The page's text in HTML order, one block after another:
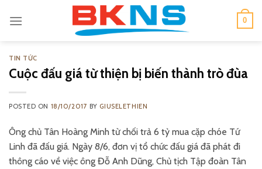
0
TIN TỨC
Cuộc đấu giá từ thiện bị biến thành trò đùa
POSTED ON 18/10/2017 BY GIUSELETHIEN
Ông chủ Tân Hoàng Minh từ chối trả 6 tỷ mua cặp chóe Tứ
Linh đã đấu giá. Ngày 8/6, đơn vị tổ chức đấu giá đã phát đi
thông cáo về việc ông Đỗ Anh Dũng, Chủ tịch Tập đoàn Tân